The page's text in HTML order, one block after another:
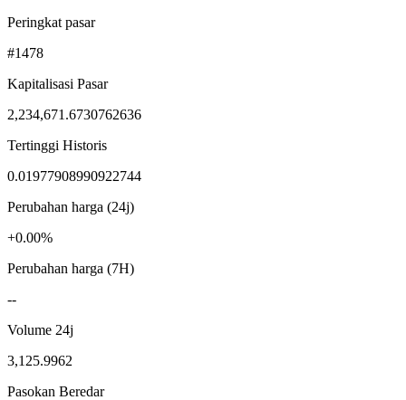
Peringkat pasar
#1478
Kapitalisasi Pasar
2,234,671.6730762636
Tertinggi Historis
0.01977908990922744
Perubahan harga (24j)
+0.00%
Perubahan harga (7H)
--
Volume 24j
3,125.9962
Pasokan Beredar